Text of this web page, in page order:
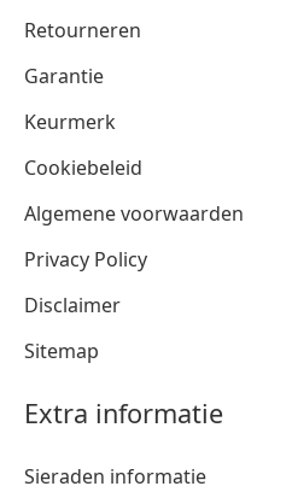
Retourneren
Garantie
Keurmerk
Cookiebeleid
Algemene voorwaarden
Privacy Policy
Disclaimer
Sitemap
Extra informatie
Sieraden informatie